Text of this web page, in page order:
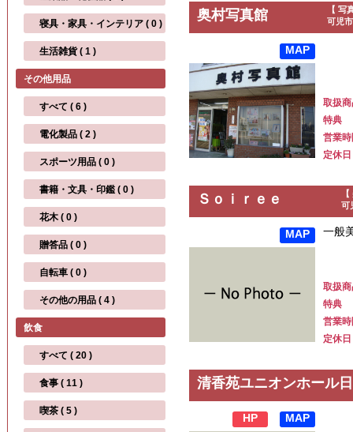
寝具・家具・インテリア ( 0 )
生活雑貨 ( 1 )
その他用品
すべて ( 6 )
電化製品 ( 2 )
スポーツ用品 ( 0 )
書籍・文具・印鑑 ( 0 )
花木 ( 0 )
贈答品 ( 0 )
自転車 ( 0 )
その他の用品 ( 4 )
飲食
すべて ( 20 )
食事 ( 11 )
喫茶 ( 5 )
奥村写真館
【 写
可児
MAP
取扱
特典
営業
定休日
Ｓｏｉｒｅｅ
可
MAP 一般
取扱
特典
営業
定休日
清香苑ユニオンホール
MAP
HP